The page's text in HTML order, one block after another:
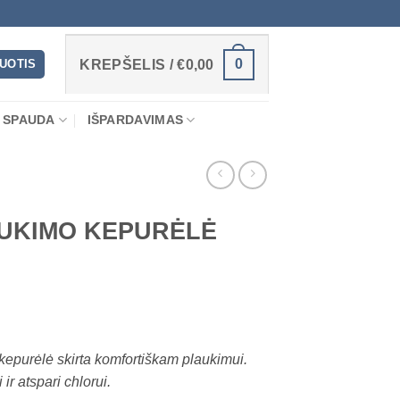
KREPŠELIS /€0,00 0
IŠPARDAVIMAS
KEPURĖLĖ
skirta komfortiškam plaukimui.
ir atspari chlorui.